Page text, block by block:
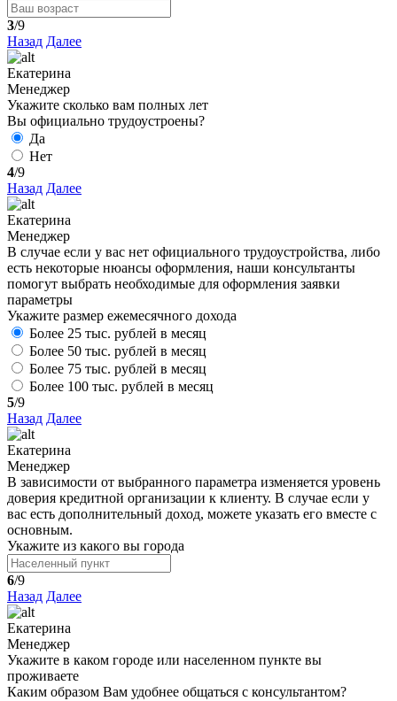
3/9
Назад Далее
Екатерина
Менеджер
Укажите сколько вам полных лет
Вы официально трудоустроены?
Да
Нет
4/9
Назад Далее
Екатерина
Менеджер
В случае если у вас нет официального трудоустройства, либо
есть некоторые нюансы оформления, наши консультанты
помогут выбрать необходимые для оформления заявки
параметры
Укажите размер ежемесячного дохода
Более 25 тыс. рублей в месяц
Более 50 тыс. рублей в месяц
Более 75 тыс. рублей в месяц
Более 100 тыс. рублей в месяц
5/9
Назад Далее
Екатерина
Менеджер
В зависимости от выбранного параметра изменяется уровень
доверия кредитной организации к клиенту. В случае если у
вас есть дополнительный доход, можете указать его вместе с
основным.
Укажите из какого вы города
6/9
Назад Далее
Екатерина
Менеджер
Укажите в каком городе или населенном пункте вы
проживаете
Каким образом Вам удобнее общаться с консультантом?